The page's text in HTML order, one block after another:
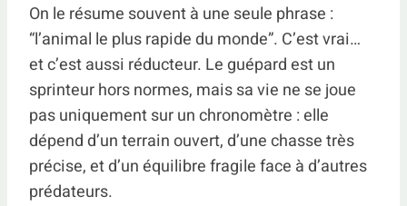
On le résume souvent à une seule phrase :
“l’animal le plus rapide du monde”. C’est vrai…
et c’est aussi réducteur. Le guépard est un
sprinteur hors normes, mais sa vie ne se joue
pas uniquement sur un chronomètre : elle
dépend d’un terrain ouvert, d’une chasse très
précise, et d’un équilibre fragile face à d’autres
prédateurs.